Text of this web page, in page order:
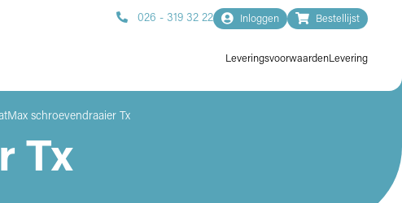
026 - 319 32 22 Inloggen Bestellijst
LeveringsvoorwaardenLevering
schroevendraaier Tx
Tx